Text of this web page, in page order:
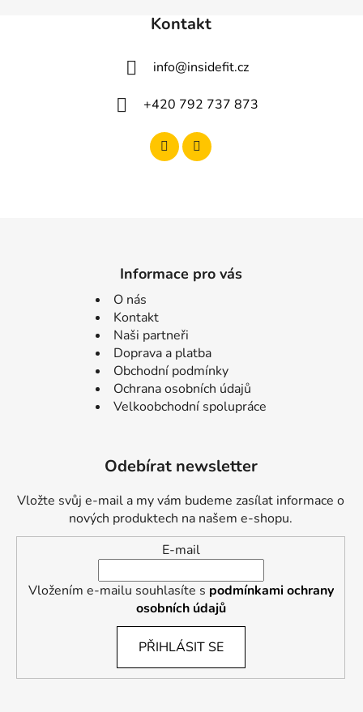
Kontakt
info@insidefit.cz
+420 792 737 873
Informace pro vás
O nás
Kontakt
Naši partneři
Doprava a platba
Obchodní podmínky
Ochrana osobních údajů
Velkoobchodní spolupráce
Odebírat newsletter
Vložte svůj e-mail a my vám budeme zasílat informace o
nových produktech na našem e-shopu.
E-mail
Vložením e-mailu souhlasíte s podmínkami ochrany
osobních údajů
PŘIHLÁSIT SE